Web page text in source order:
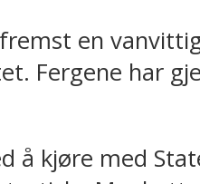
en
Fergene har
å kjøre med